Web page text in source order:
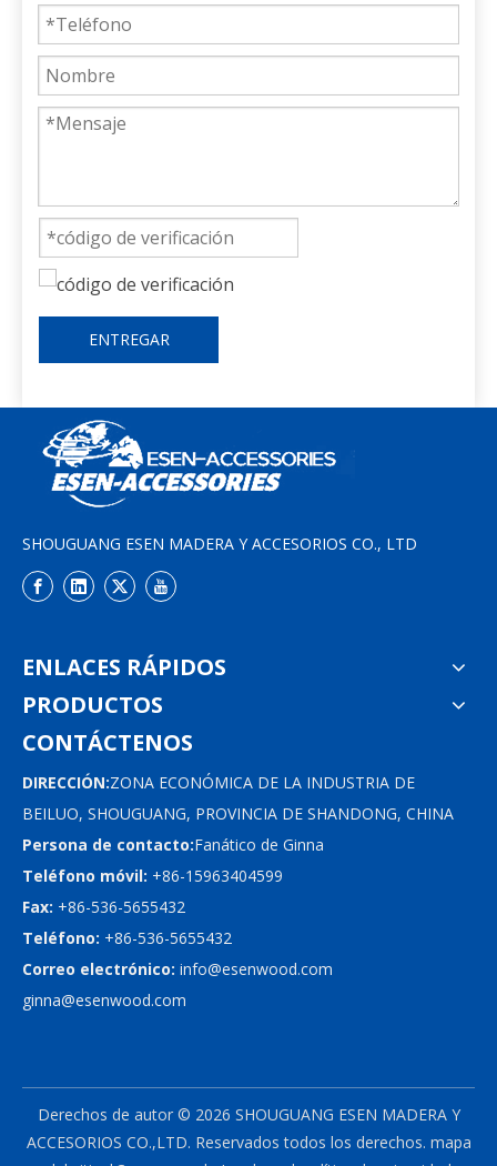
ENTREGAR
SHOUGUANG ESEN MADERA Y ACCESORIOS CO., LTD
ENLACES RÁPIDOS
PRODUCTOS
CONTÁCTENOS
DIRECCIÓN:ZONA ECONÓMICA DE LA INDUSTRIA DE
BEILUO, SHOUGUANG, PROVINCIA DE SHANDONG, CHINA
Persona de contacto:Fanático de Ginna
Teléfono móvil: +86-15963404599
Fax: +86-536-5655432
Teléfono: +86-536-5655432
Correo electrónico: info@esenwood.com
ginna@esenwood.com
Derechos de autor © 2026 SHOUGUANG ESEN MADERA Y
ACCESORIOS CO.,LTD. Reservados todos los derechos. mapa